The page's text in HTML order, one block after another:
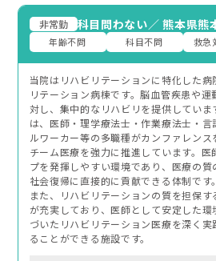
非常勤 科目問わない／熊本県熊
年齢不問 科目不問 救急
当院はリハビリテーションに特化した
リテーション病棟です。脳血管疾患や
対し、集中的なリハビリを提供していま
は、医師・理学療法士・作業療法士・
ルワーカー等の多職種がカンファレンス
チーム医療を強力に推進しています。医
プを発揮しやすい環境であり、医療の
社会復帰に直接的に貢献できる体制です。
また、リハビリテーションの質を担保
が充実しており、医師として安定した
づいたリハビリテーション医療を深く
ることができる施設です。